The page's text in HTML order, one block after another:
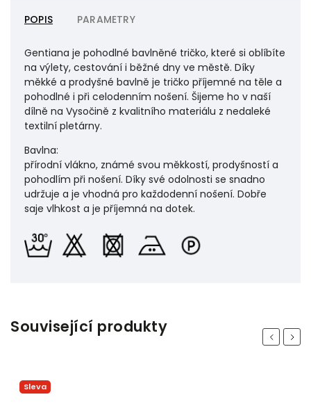
POPIS PARAMETRY
Gentiana je pohodlné bavlněné tričko, které si oblíbíte
na výlety, cestování i běžné dny ve městě. Díky
měkké a prodyšné bavlně je tričko příjemné na těle a
pohodlné i při celodenním nošení. Šijeme ho v naší
dílně na Vysočině z kvalitního materiálu z nedaleké
textilní pletárny.
Bavlna:
přírodní vlákno, známé svou měkkostí, prodyšností a
pohodlím při nošení. Díky své odolnosti se snadno
udržuje a je vhodná pro každodenní nošení. Dobře
saje vlhkost a je příjemná na dotek.
Související produkty Previous
Sleva
Next